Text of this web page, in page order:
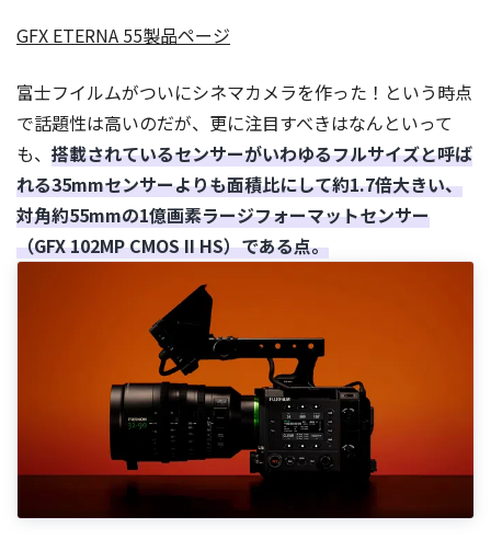
GFX ETERNA 55製品ページ
富士フイルムがついにシネマカメラを作った！という時点
で話題性は高いのだが、更に注目すべきはなんといって
も、 搭載されているセンサーがいわゆるフルサイズと呼ば
れる35mmセンサーよりも面積比にして約1.7倍大きい、
対角約55mmの1億画素ラージフォーマットセンサー
（GFX 102MP CMOS II HS）である点。